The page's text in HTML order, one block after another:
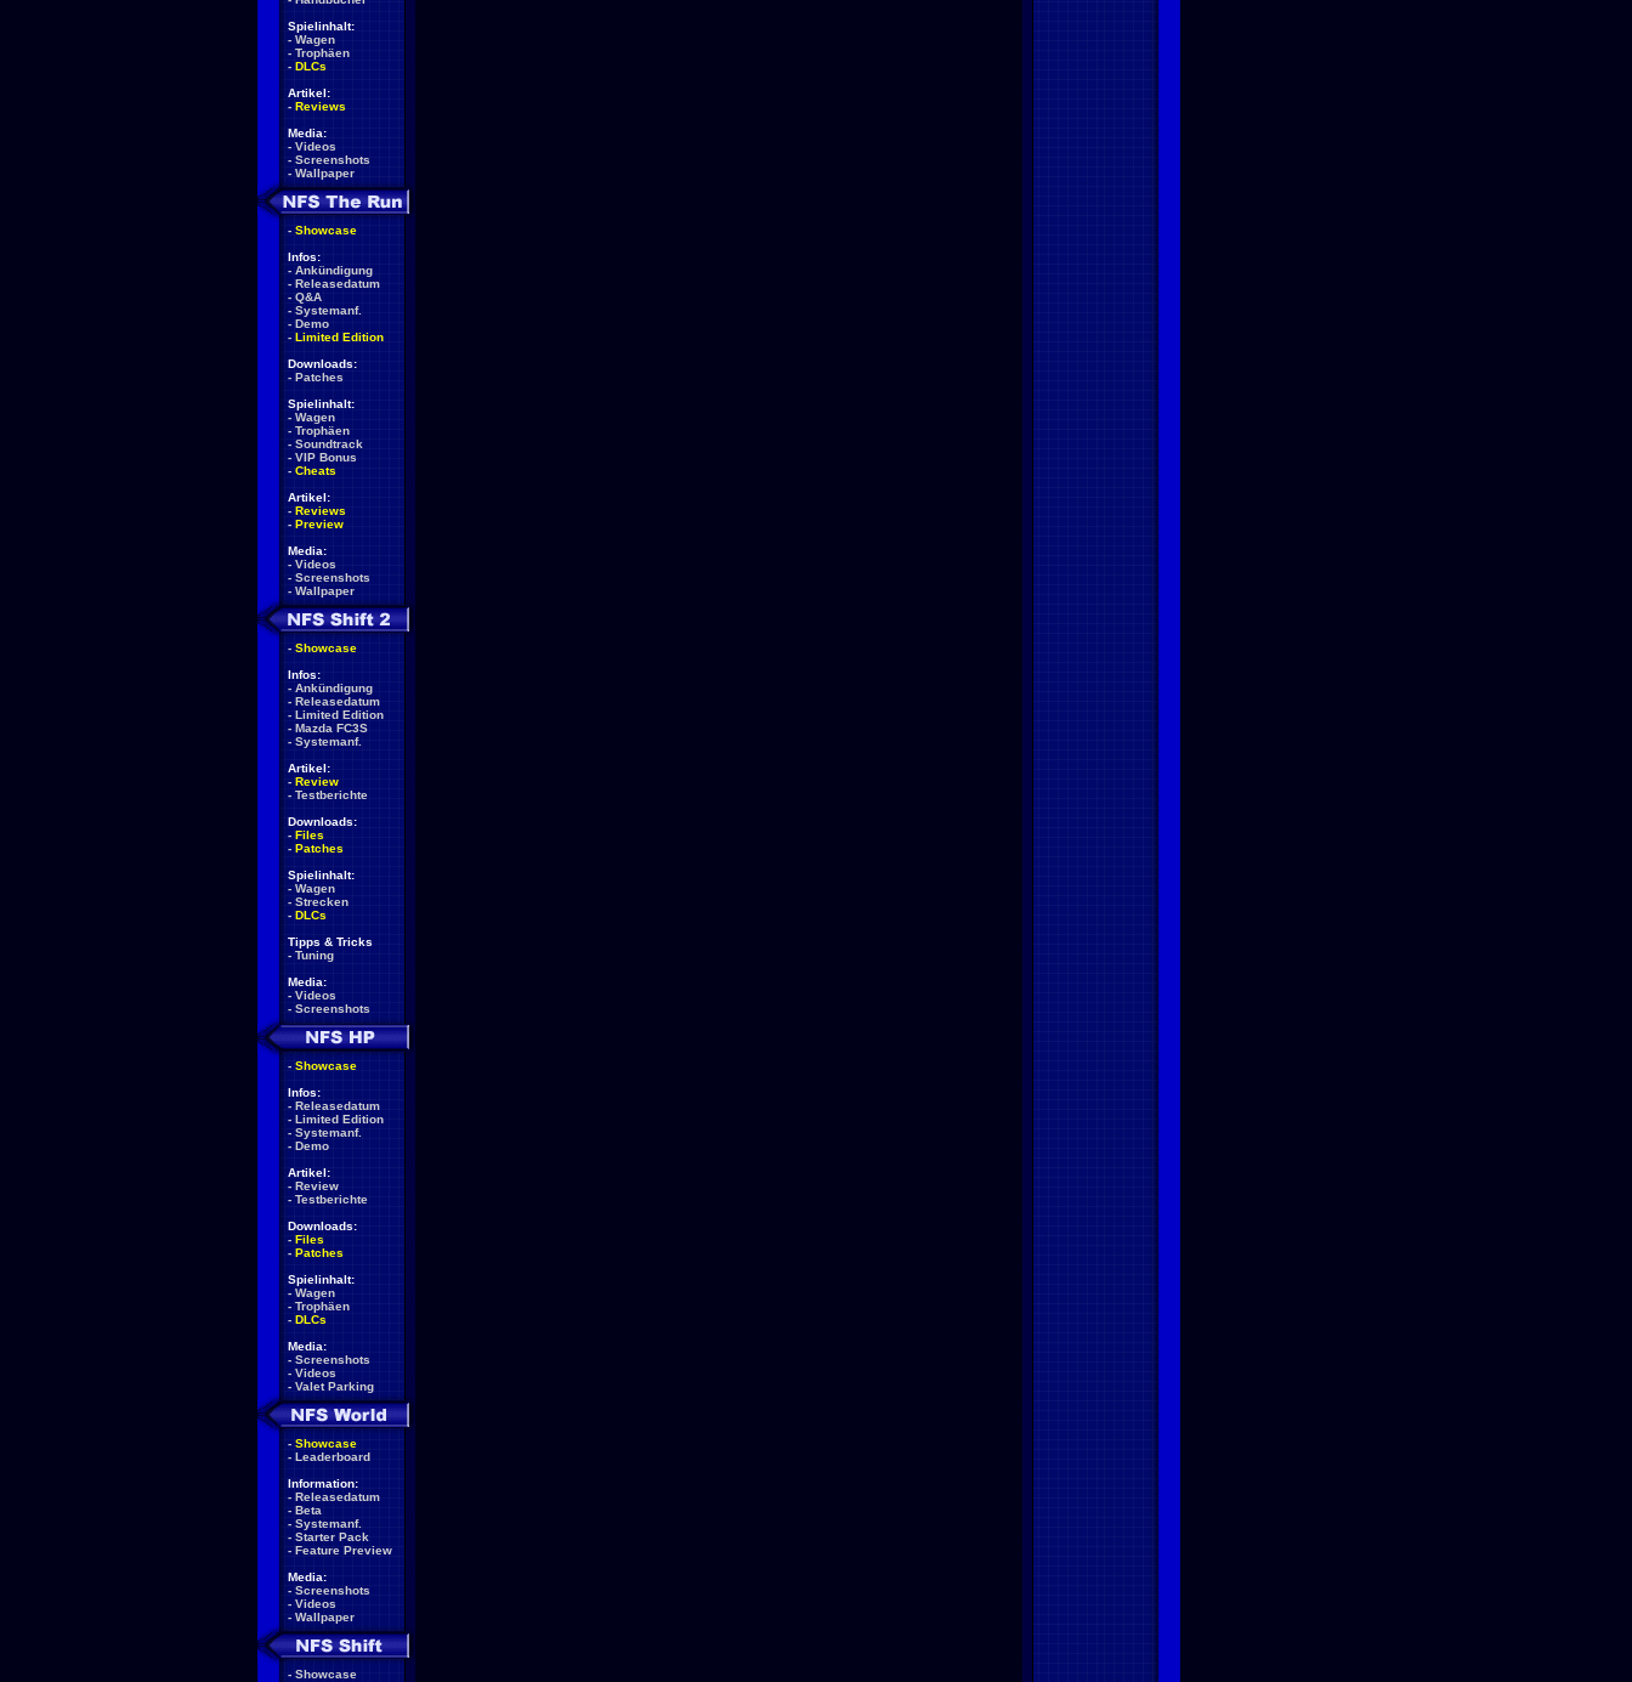
Spielinhalt:
- Wagen
- Trophäen
- DLCs
Artikel:
- Reviews
Media:
- Videos
- Screenshots
- Wallpaper
- Showcase
Infos:
- Ankündigung
- Releasedatum
- Q&A
- Systemanf.
- Demo
- Limited Edition
Downloads:
- Patches
Spielinhalt:
- Wagen
- Trophäen
- Soundtrack
- VIP Bonus
- Cheats
Artikel:
- Reviews
- Preview
Media:
- Videos
- Screenshots
- Wallpaper
- Showcase
Infos:
- Ankündigung
- Releasedatum
- Limited Edition
- Mazda FC3S
- Systemanf.
Artikel:
- Review
- Testberichte
Downloads:
- Files
- Patches
Spielinhalt:
- Wagen
- Strecken
- DLCs
Tipps & Tricks
- Tuning
Media:
- Videos
- Screenshots
- Showcase
Infos:
- Releasedatum
- Limited Edition
- Systemanf.
- Demo
Artikel:
- Review
- Testberichte
Downloads:
- Files
- Patches
Spielinhalt:
- Wagen
- Trophäen
- DLCs
Media:
- Screenshots
- Videos
- Valet Parking
- Showcase
- Leaderboard
Information:
- Releasedatum
- Beta
- Systemanf.
- Starter Pack
- Feature Preview
Media:
- Screenshots
- Videos
- Wallpaper
- Showcase